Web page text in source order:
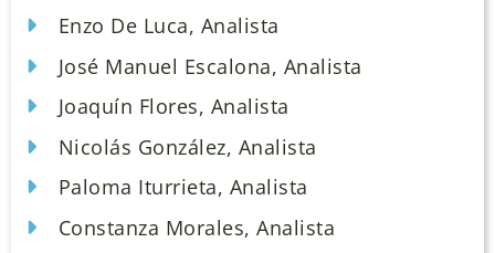
Enzo De Luca, Analista
José Manuel Escalona, Analista
Joaquín Flores, Analista
Nicolás González, Analista
Paloma Iturrieta, Analista
Constanza Morales, Analista